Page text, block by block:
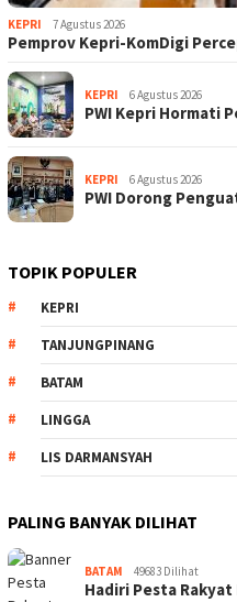
KEPRI 7 Agustus 2026
Pemprov Kepri-KomDigi
KEPRI 6 Agustus 2026
PWI Kepri Hormati
KEPRI 6 Agustus 2026
PWI Dorong
TOPIK POPULER
KEPRI
TANJUNGPINANG
BATAM
LINGGA
LIS DARMANSYAH
PALING BANYAK DILIHAT
BATAM 49683 Dilihat
Hadiri Pesta